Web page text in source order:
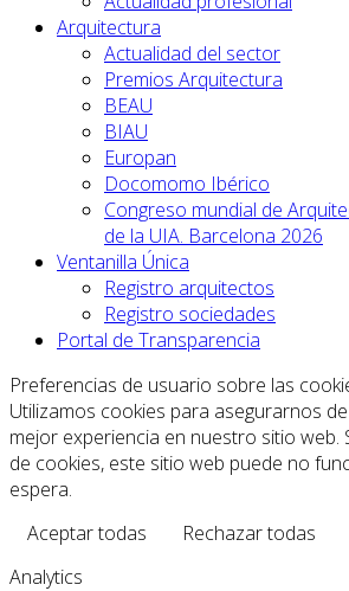
Arquitectura
Actualidad del sector
Premios Arquitectura
BEAU
BIAU
Europan
Docomomo Ibérico
Congreso mundial de
de la UIA. Barcelona 2026
Ventanilla Única
Registro arquitectos
Registro sociedades
Portal de Transparencia
Preferencias de usuario sobre las
Utilizamos cookies para asegurarnos
mejor experiencia en nuestro sitio web.
de cookies, este sitio web puede no
espera.
Aceptar todas
Rechazar todas
Analytics